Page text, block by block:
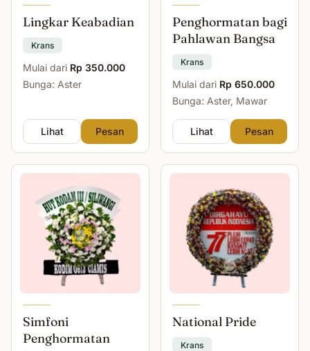
Lingkar Keabadian
Krans
Mulai dari Rp 350.000
Bunga: Aster
Lihat Pesan
Penghormatan bagi
Pahlawan Bangsa
Krans
Mulai dari Rp 650.000
Bunga: Aster, Mawar
Lihat Pesan
Simfoni
Penghormatan
National Pride
Krans